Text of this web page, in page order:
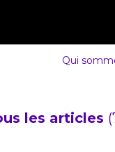
Qui
les articles